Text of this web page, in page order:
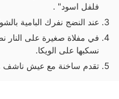
فلفل اسود" .
عند النضج نفرك البامية
في مفلاة صغيرة على النار
نسكبها على الويكا.
تقدم ساخنة مع عيش ناشف